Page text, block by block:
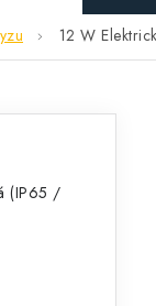
12 W
(IP65 /